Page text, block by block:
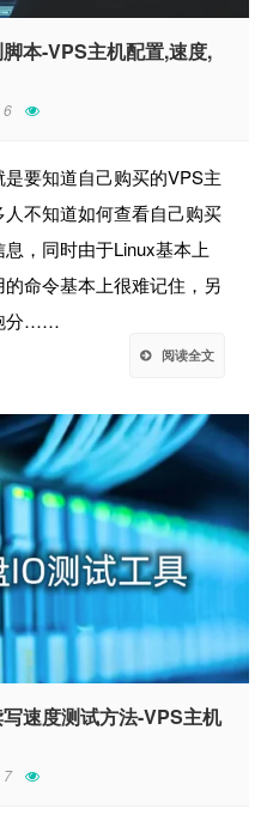
本-VPS主机配置,速度,
6
要知道自己购买的VPS主
不知道如何查看自己购买
，同时由于Linux基本上
命令基本上很难记住，另
分……
阅读全文
速度测试方法-VPS主机
7